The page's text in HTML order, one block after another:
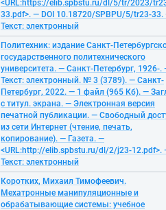
<URL:https://elib.spbstu.ru/dl/5/tr/2023/
33.pdf>. — DOI 10.18720/SPBPU/5/tr23-33.
Текст: электронный
Политехник: издание Санкт-
государственного политехнического
университета. — Санкт-Петербург, 1926-.
Текст: электронный. № 3 (3789). — Санкт-
Петербург, 2022. — 1 файл (965 Кб). —
с титул. экрана. — Электронная версия
печатной публикации. — Свободный
из сети Интернет (чтение, печать,
копирование). — Газета. —
<URL:http://elib.spbstu.ru/dl/2/j23-12.pdf>.
Текст: электронный
Коротких, Михаил Тимофеевич.
Мехатронные манипуляционные и
обрабатывающие системы: учебное